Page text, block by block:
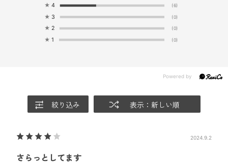
★ 4 (6)
★ 3 (0)
★ 2 (0)
★ 1 (0)
絞り込み 表示：新しい順
2024.9.2
さらっとしてます